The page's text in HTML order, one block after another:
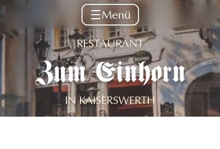
Menü
Home
Aktuelles
Speisen
Geschenkgutscheine
RESTAURANT
Zum Einhorn
IN KAISERSWERTH